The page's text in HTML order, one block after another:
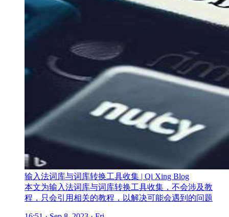
输入法词库与词库转换工具收集 | Qi Xing Blog
本文为输入法词库与词库转换工具收集，不会涉及教
程，只会引用相关的教程，以解决可能会遇到的问题